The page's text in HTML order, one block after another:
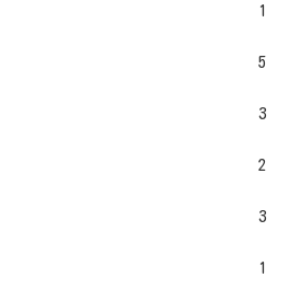
1
5
3
2
3
1